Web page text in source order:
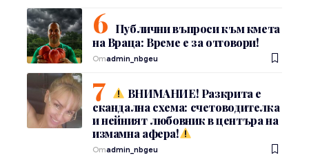
Публични въпроси към кмета
на Враца: Време е за отговори!
Отadmin_nbgeu
ВНИМАНИЕ! Разкрита е
скандална схема: счетоводителка
и нейният любовник в центъра на
измамна афера!
Отadmin_nbgeu